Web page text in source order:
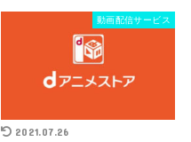
動画配信サービス
2021.07.26